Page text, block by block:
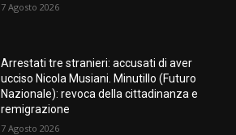
7 Agosto 2026
Arrestati tre stranieri: accusati di aver
ucciso Nicola Musiani. Minutillo (Futuro
Nazionale): revoca della cittadinanza e
remigrazione
7 Agosto 2026